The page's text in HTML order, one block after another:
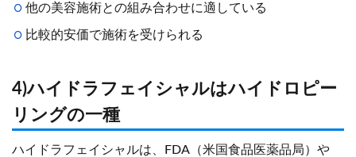
他の美容施術との組み合わせに適している
比較的安価で施術を受けられる
4)ハイドラフェイシャルはハイドロピー
リングの一種
ハイドラフェイシャルは、FDA（米国食品医薬品局）や